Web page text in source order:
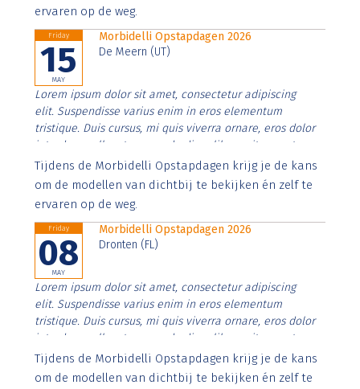
ervaren op de weg.
Friday
15
MAY
Morbidelli Opstapdagen 2026
De Meern (UT)
Lorem ipsum dolor sit amet, consectetur adipiscing
elit. Suspendisse varius enim in eros elementum
tristique. Duis cursus, mi quis viverra ornare, eros dolor
interdum nulla, ut commodo diam libero vitae erat.
Aenean faucibus nibh et justo cursus id rutrum lorem
imperdiet. Nunc ut sem vitae risus tristique posuere.
Tijdens de Morbidelli Opstapdagen krijg je de kans
om de modellen van dichtbij te bekijken én zelf te
ervaren op de weg.
Friday
08
MAY
Morbidelli Opstapdagen 2026
Dronten (FL)
Lorem ipsum dolor sit amet, consectetur adipiscing
elit. Suspendisse varius enim in eros elementum
tristique. Duis cursus, mi quis viverra ornare, eros dolor
interdum nulla, ut commodo diam libero vitae erat.
Aenean faucibus nibh et justo cursus id rutrum lorem
imperdiet. Nunc ut sem vitae risus tristique posuere.
Tijdens de Morbidelli Opstapdagen krijg je de kans
om de modellen van dichtbij te bekijken én zelf te